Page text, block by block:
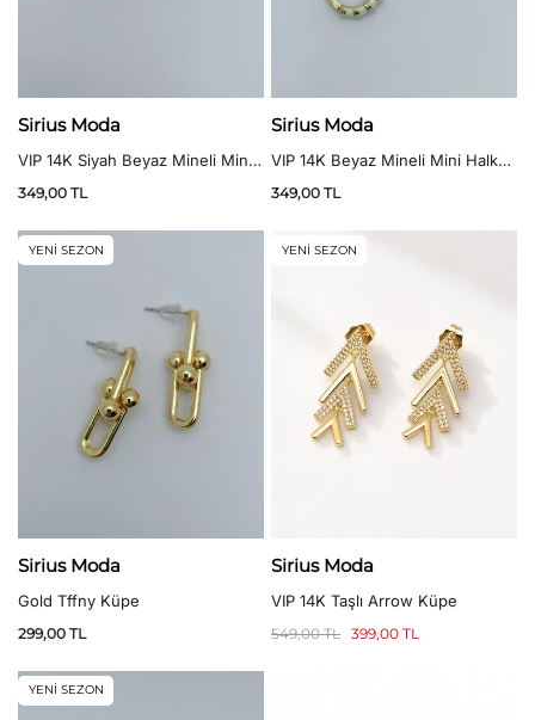
Sirius Moda
VIP 14K Siyah Beyaz Mineli Mini
349,00 TL
Sirius Moda
VIP 14K Beyaz Mineli Mini Halka
349,00 TL
YENİ SEZON
Sirius Moda
Gold Tffny Küpe
299,00 TL
YENİ SEZON
Sirius Moda
VIP 14K Taşlı Arrow Küpe
549,00TL 399,00 TL
YENİ SEZON